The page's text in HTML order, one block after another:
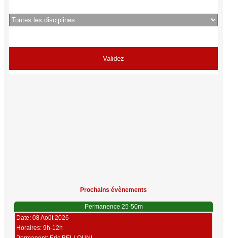
Prochains évènements
Permanence 25-50m
Date: 08 Août 2026
Horaires: 9h-12h